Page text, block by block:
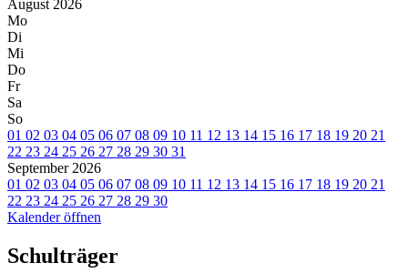
August 2026
Mo
Di
Mi
Do
Fr
Sa
So
01 02 03 04 05 06 07 08 09 10 11 12 13 14 15 16 17 18 19 20 21
22 23 24 25 26 27 28 29 30 31
September 2026
01 02 03 04 05 06 07 08 09 10 11 12 13 14 15 16 17 18 19 20 21
22 23 24 25 26 27 28 29 30
Kalender öffnen
Schulträger